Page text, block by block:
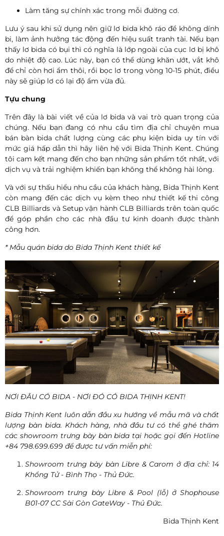
Làm tăng sự chính xác trong mỗi đường cơ.
Lưu ý sau khi sử dụng nên giữ lơ bida khô ráo để không dính
bi, làm ảnh hưởng tác động đến hiệu suất tranh tài. Nếu bạn
thấy lơ bida có bụi thì có nghĩa là lớp ngoài của cục lơ bị khô
do nhiệt độ cao. Lúc này, bạn có thể dùng khăn ướt, vắt khô
để chỉ còn hơi ẩm thôi, rồi bọc lơ trong vòng 10-15 phút, điều
này sẽ giúp lơ có lại độ ẩm vừa đủ.
Tựu chung
Trên đây là bài viết về của lơ bida và vai trò quan trọng của
chúng. Nếu bạn đang có nhu cầu tìm địa chỉ chuyên mua
bán bàn bida chất lượng cùng các phụ kiện bida uy tín với
mức giá hấp dẫn thì hãy liên hệ với Bida Thịnh Kent. Chúng
tôi cam kết mang đến cho bạn những sản phẩm tốt nhất, với
dịch vụ và trải nghiệm khiến bạn không thể không hài lòng.
Và với sự thấu hiểu nhu cầu của khách hàng, Bida Thịnh Kent
còn mang đến các dịch vụ kèm theo như thiết kế thi công
CLB Billiards và Setup vận hành CLB Billiards trên toàn quốc
để góp phần cho các nhà đầu tư kinh doanh được thành
công hơn.
* Mẫu quán bida do Bida Thịnh Kent thiết kế
NƠI ĐÂU CÓ BIDA - NƠI ĐÓ CÓ BIDA THỊNH KENT!
Bida Thịnh Kent luôn dẫn đầu xu hướng về mẫu mã và chất
lượng bàn bida. Khách hàng, nhà đầu tư có thể ghé thăm
các showroom trưng bày bàn bida tại hoặc gọi đến Hotline
+84 798.699.699 để được tư vấn miễn phí:
Showroom trưng bày bàn Libre & Carom ở địa chỉ: 14
Khổng Tử - Bình Thọ - Thủ Đức.
Showroom trưng bày Libre & Pool (lỗ) ở Shophouse
B01-07 CC Sài Gòn GateWay - Thủ Đức.
Bida Thịnh Kent